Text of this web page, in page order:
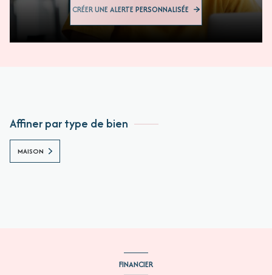
CRÉER UNE ALERTE PERSONNALISÉE
Affiner par type de bien
MAISON
FINANCIER